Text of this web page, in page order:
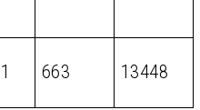
663 13448